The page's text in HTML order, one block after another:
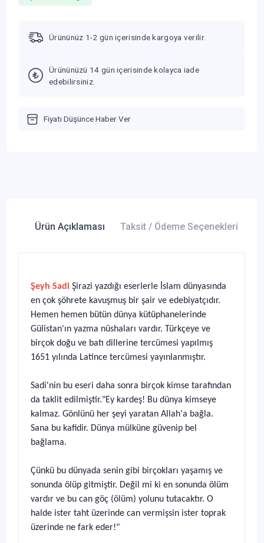
Ürününüz 1-2 gün içerisinde kargoya verilir.
Ürününüzü 14 gün içerisinde kolayca iade
edebilirsiniz.
Fiyatı Düşünce Haber Ver
Ürün Açıklaması Taksit / Ödeme Seçenekleri
Şeyh Sadi Şirazi yazdığı eserlerle İslam dünyasında
en çok şöhrete kavuşmuş bir şair ve edebiyatçıdır.
Hemen hemen bütün dünya kütüphanelerinde
Gülistan'ın yazma nüshaları vardır. Türkçeye ve
birçok doğu ve batı dillerine tercümesi yapılmış
1651 yılında Latince tercümesi yayınlanmıştır.
Sadi'nin bu eseri daha sonra birçok kimse tarafından
da taklit edilmiştir."Ey kardeş! Bu dünya kimseye
kalmaz. Gönlünü her şeyi yaratan Allah'a bağla.
Sana bu kafidir. Dünya mülküne güvenip bel
bağlama.
Çünkü bu dünyada senin gibi birçokları yaşamış ve
sonunda ölüp gitmiştir. Değil mi ki en sonunda ölüm
vardır ve bu can göç (ölüm) yolunu tutacaktır. O
halde ister taht üzerinde can vermişsin ister toprak
üzerinde ne fark eder!"